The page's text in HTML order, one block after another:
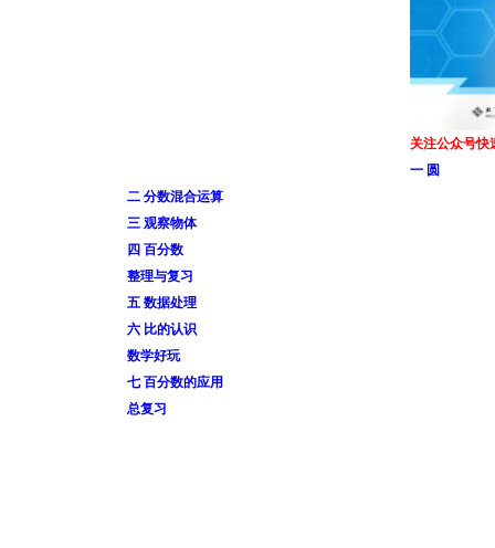
关注公众号快
一 圆
二 分数混合运算
三 观察物体
四 百分数
整理与复习
五 数据处理
六 比的认识
数学好玩
七 百分数的应用
总复习